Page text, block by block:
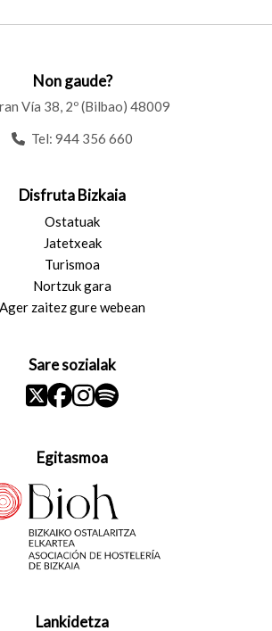
Non gaude?
Vía 38, 2º (Bilbao) 48009
Tel: 944 356 660
Disfruta Bizkaia
Ostatuak
Jatetxeak
Turismoa
Nortzuk gara
Ager zaitez gure webean
Sare sozialak
Egitasmoa
Lankidetza